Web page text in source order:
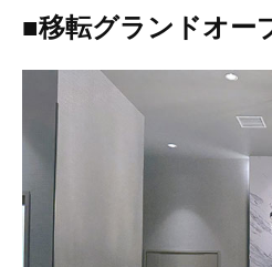
■移転グランドオー